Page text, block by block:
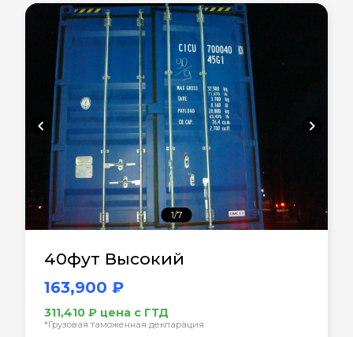
chevron_left chevron_right
1/7
40фут Высокий
163,900 ₽
311,410 ₽ цена с ГТД
*Грузовая таможенная декларация